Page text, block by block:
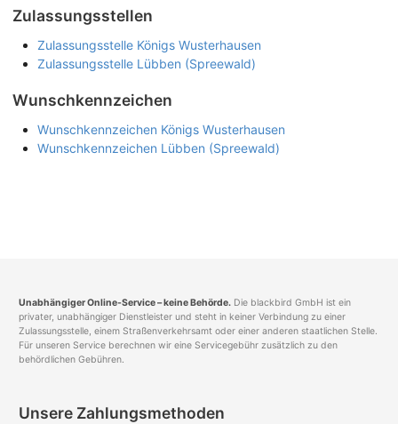
Zulassungsstellen
Zulassungsstelle Königs Wusterhausen
Zulassungsstelle Lübben (Spreewald)
Wunschkennzeichen
Wunschkennzeichen Königs Wusterhausen
Wunschkennzeichen Lübben (Spreewald)
Unabhängiger Online-Service – keine Behörde. Die blackbird GmbH ist ein
privater, unabhängiger Dienstleister und steht in keiner Verbindung zu einer
Zulassungsstelle, einem Straßenverkehrsamt oder einer anderen staatlichen Stelle.
Für unseren Service berechnen wir eine Servicegebühr zusätzlich zu den
behördlichen Gebühren.
Unsere Zahlungsmethoden